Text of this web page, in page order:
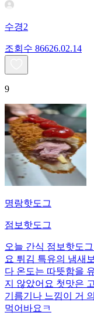
수경2
조회수 86626.02.14
9
명랑핫도그
점보핫도그
오늘 간식 점보핫도
요 튀김 특유의 냄새
다 온도는 따뜻함을
지 않았어요 첫맛은
기름기나 느낌이 거
먹어바요ㅋ